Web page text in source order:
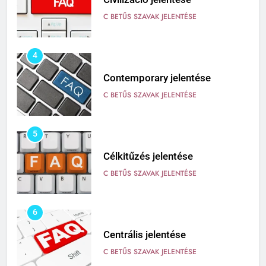
C BETŰS SZAVAK JELENTÉSE
4
Contemporary jelentése
C BETŰS SZAVAK JELENTÉSE
5
Célkitűzés jelentése
C BETŰS SZAVAK JELENTÉSE
6
Centrális jelentése
C BETŰS SZAVAK JELENTÉSE